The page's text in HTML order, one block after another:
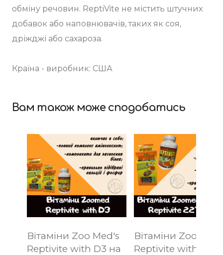
обміну речовин. ReptiVite не містить штучних
добавок або наповнювачів, таких як соя,
дріжджі або сахароза.
Країна - виробник: США
Вам також може сподобатись
Вітаміни Zoo Med's
Reptivite with D3 на
Вітаміни Zoo
Reptivite with D3